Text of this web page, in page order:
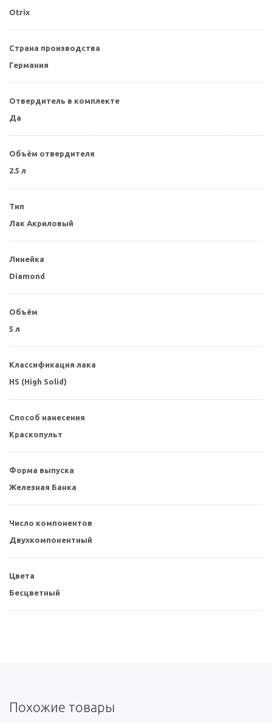
Otrix
Страна производства
Германия
Отвердитель в комплекте
Да
Объём отвердителя
2.5 л
Тип
Лак Акриловый
Линейка
Diamond
Объём
5 л
Классификация лака
HS (High Solid)
Способ нанесения
Краскопульт
Форма выпуска
Железная Банка
Число компонентов
Двухкомпонентный
Цвета
Бесцветный
Похожие товары